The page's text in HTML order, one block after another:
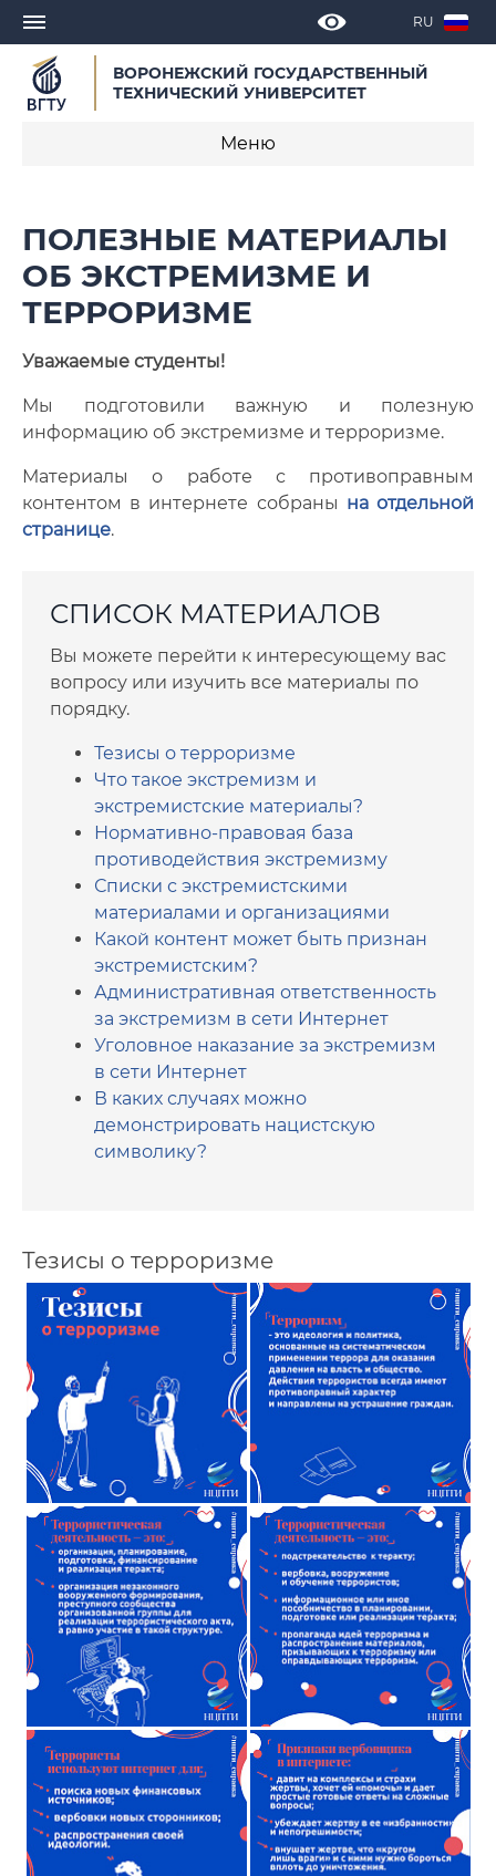
RU
ВОРОНЕЖСКИЙ ГОСУДАРСТВЕННЫЙ
ТЕХНИЧЕСКИЙ УНИВЕРСИТЕТ
Меню
терроризме
Шутинг - ваши действия при этом
ПОЛЕЗНЫЕ МАТЕРИАЛЫ
ОБ ЭКСТРЕМИЗМЕ И
ТЕРРОРИЗМЕ
Уважаемые студенты!
Мы подготовили важную и полезную
информацию об экстремизме и терроризме.
Материалы о работе с противоправным
контентом в интернете собраны на отдельной
странице.
СПИСОК МАТЕРИАЛОВ
Вы можете перейти к интересующему вас
вопросу или изучить все материалы по
порядку.
Тезисы о терроризме
Что такое экстремизм и
экстремистские материалы?
Нормативно-правовая база
противодействия экстремизму
Списки с экстремистскими
материалами и организациями
Какой контент может быть признан
экстремистским?
Административная ответственность
за экстремизм в сети Интернет
Уголовное наказание за экстремизм
в сети Интернет
В каких случаях можно
демонстрировать нацистскую
символику?
Тезисы о терроризме